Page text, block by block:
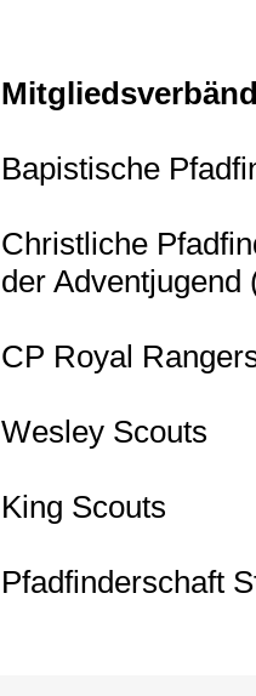
Bapistische
Christliche
der Adventjugend
CP Royal
Wesley Scouts
King Scouts
Pfadfinderschaft